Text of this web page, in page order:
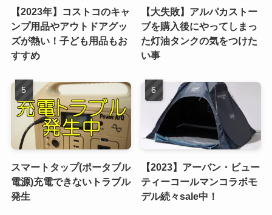
【2023年】コストコのキャ
ンプ用品やアウトドアグッ
ズが熱い！子ども用品もお
すすめ
【大失敗】アルパカストー
ブを購入後にやってしまっ
た灯油タンクの気をつけた
い事
スマートタップ(ポータブル
電源)充電できないトラブル
発生
【2023】アーバン・ビュー
ティーコールマンコラボモ
デル続々sale中！